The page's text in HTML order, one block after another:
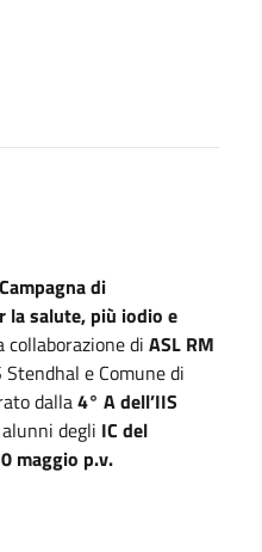
di
la salute, più iodio e
collaborazione di ASL RM
Stendhal e Comune di
dalla4° A dell’IIS
degli IC del
maggio p.v.